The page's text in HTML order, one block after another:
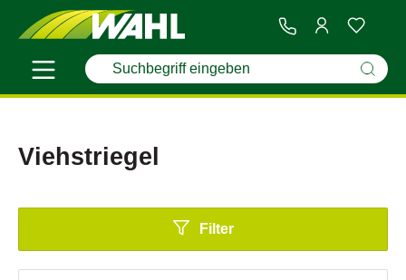
Viehstriegel
Filter